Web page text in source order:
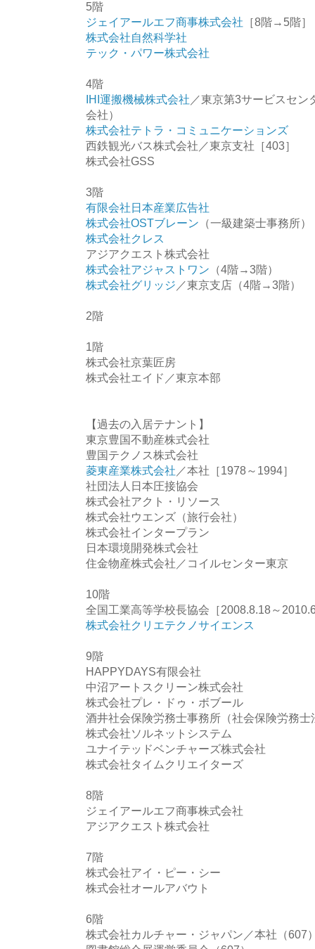
5階
ジェイアールエフ商事株式会社 ［8階→5階］
株式会社自然科学社
テック・パワー株式会社
4階
IHI運搬機械株式会社 ／東京第3サービスセ
会社）
株式会社テトラ・コミュニケーションズ
西鉄観光バス株式会社／東京支社［403］
株式会社GSS
3階
有限会社日本産業広告社
株式会社OSTブレーン （一級建築士事務所
株式会社クレス
アジアクエスト株式会社
株式会社アジャストワン （4階→3階）
株式会社グリッジ ／東京支店（4階→3階）
2階
1階
株式会社京葉匠房
株式会社エイド／東京本部
【過去の入居テナント】
東京豊国不動産株式会社
豊国テクノス株式会社
菱東産業株式会社 ／本社［1978～1994］
社団法人日本圧接協会
株式会社アクト・リソース
株式会社ウエンズ（旅行会社）
株式会社インタープラン
日本環境開発株式会社
住金物産株式会社／コイルセンター東京
10階
全国工業高等学校長協会［2008.8.18～
株式会社クリエテクノサイエンス
9階
HAPPYDAYS有限会社
中沼アートスクリーン株式会社
株式会社プレ・ドゥ・ボブール
酒井社会保険労務士事務所（社会保険労務士
株式会社ソルネットシステム
ユナイテッドベンチャーズ株式会社
株式会社タイムクリエイターズ
8階
ジェイアールエフ商事株式会社
アジアクエスト株式会社
7階
株式会社アイ・ピー・シー
株式会社オールアバウト
6階
株式会社カルチャー・ジャパン／本社（607